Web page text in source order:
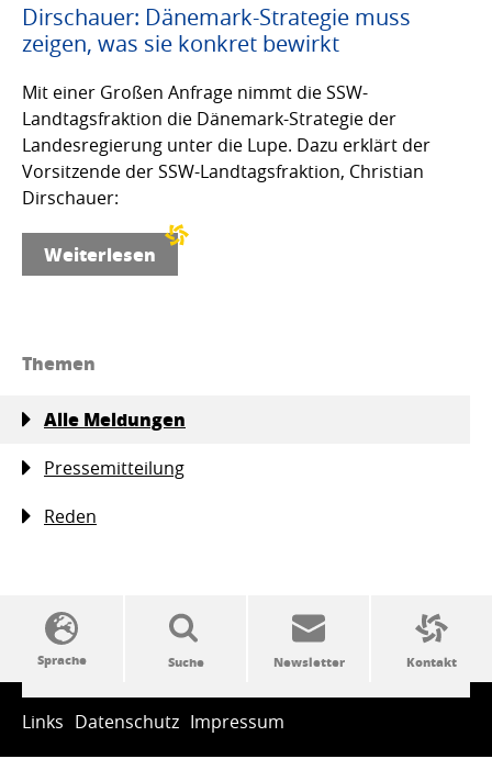
Dirschauer: Dänemark-Strategie muss
zeigen, was sie konkret bewirkt
Mit einer Großen Anfrage nimmt die SSW-
Landtagsfraktion die Dänemark-Strategie der
Landesregierung unter die Lupe. Dazu erklärt der
Vorsitzende der SSW-Landtagsfraktion, Christian
Dirschauer:
Weiterlesen
Themen
Alle Meldungen
Pressemitteilung
Reden
SSW-Politik von A bis Z
Links Datenschutz Impressum